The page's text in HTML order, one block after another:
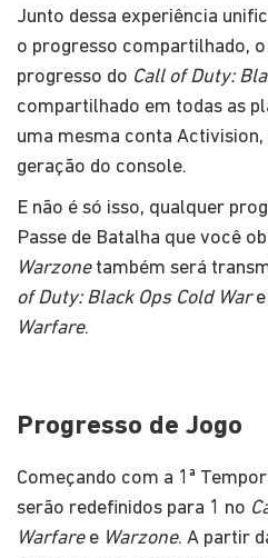
Junto dessa experiência
o progresso compartilhado,
progresso do Call of Duty:
compartilhado em todas as
uma mesma conta
geração do console.
E não é só isso, qualquer
Passe de Batalha que você
Warzonetambém será
of Duty: Black Ops Cold Ware
Warfare.
Progresso de Jogo
Começando com a 1ª
serão redefinidos para 1 no
Warfaree Warzone. A partir